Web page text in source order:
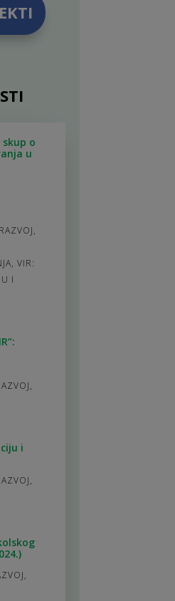
o
u
,
, VIR:
I
,
i
,
,